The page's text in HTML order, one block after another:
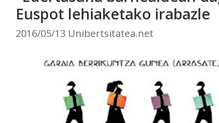
Euspot lehiaketako irabazle
2016/05/13 Unibertsitatea.net